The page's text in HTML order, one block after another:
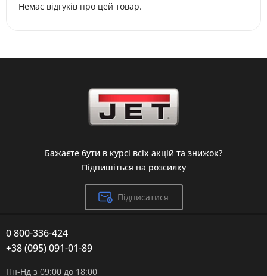
Немає відгуків про цей товар.
Бажаєте бути в курсі всіх акцій та знижок?
Підпишіться на розсилку
Підписатися
0 800-336-424
+38 (095) 091-01-89
Пн-Нд з 09:00 до 18:00